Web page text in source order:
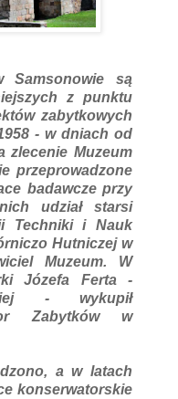
Samsonowie są
z punktu
zabytkowych
- w dniach od
zlecenie Muzeum
przeprowadzone
badawcze przy
udział starsi
Techniki i Nauk
Hutniczej w
Muzeum. W
Józefa Ferta -
- wykupił
Zabytków w
a w latach
konserwatorskie